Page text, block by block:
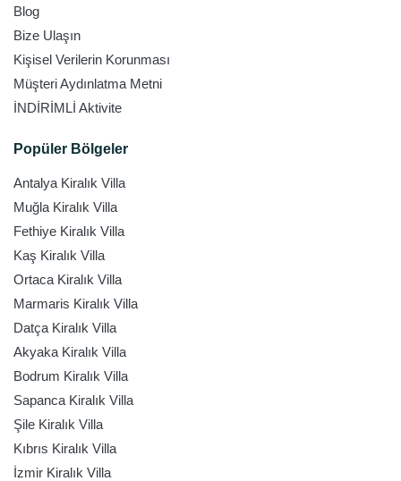
Blog
Bize Ulaşın
Kişisel Verilerin Korunması
Müşteri Aydınlatma Metni
İNDİRİMLİ Aktivite
Popüler Bölgeler
Antalya Kiralık Villa
Muğla Kiralık Villa
Fethiye Kiralık Villa
Kaş Kiralık Villa
Ortaca Kiralık Villa
Marmaris Kiralık Villa
Datça Kiralık Villa
Akyaka Kiralık Villa
Bodrum Kiralık Villa
Sapanca Kiralık Villa
Şile Kiralık Villa
Kıbrıs Kiralık Villa
İzmir Kiralık Villa